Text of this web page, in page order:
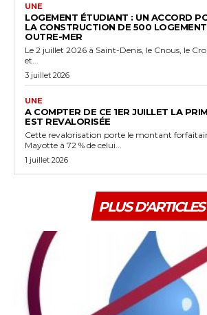
UNE
LOGEMENT ÉTUDIANT : UN ACCORD
LA CONSTRUCTION DE 500
OUTRE-MER
Le 2 juillet 2026 à Saint-Denis, le Cnous, le
et...
3 juillet 2026
UNE
A COMPTER DE CE 1ER JUILLET LA
EST REVALORISÉE
Cette revalorisation porte le montant
Mayotte à 72 % de celui...
1 juillet 2026
PLUS D'ARTICLES